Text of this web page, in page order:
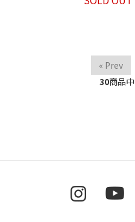
« Prev
30商品中